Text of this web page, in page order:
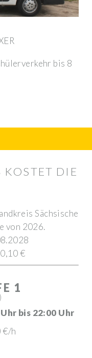
bis 8
KOSTET DIE
Sächsische
von 2026.
€
1
bis 22:00 Uhr
€/h